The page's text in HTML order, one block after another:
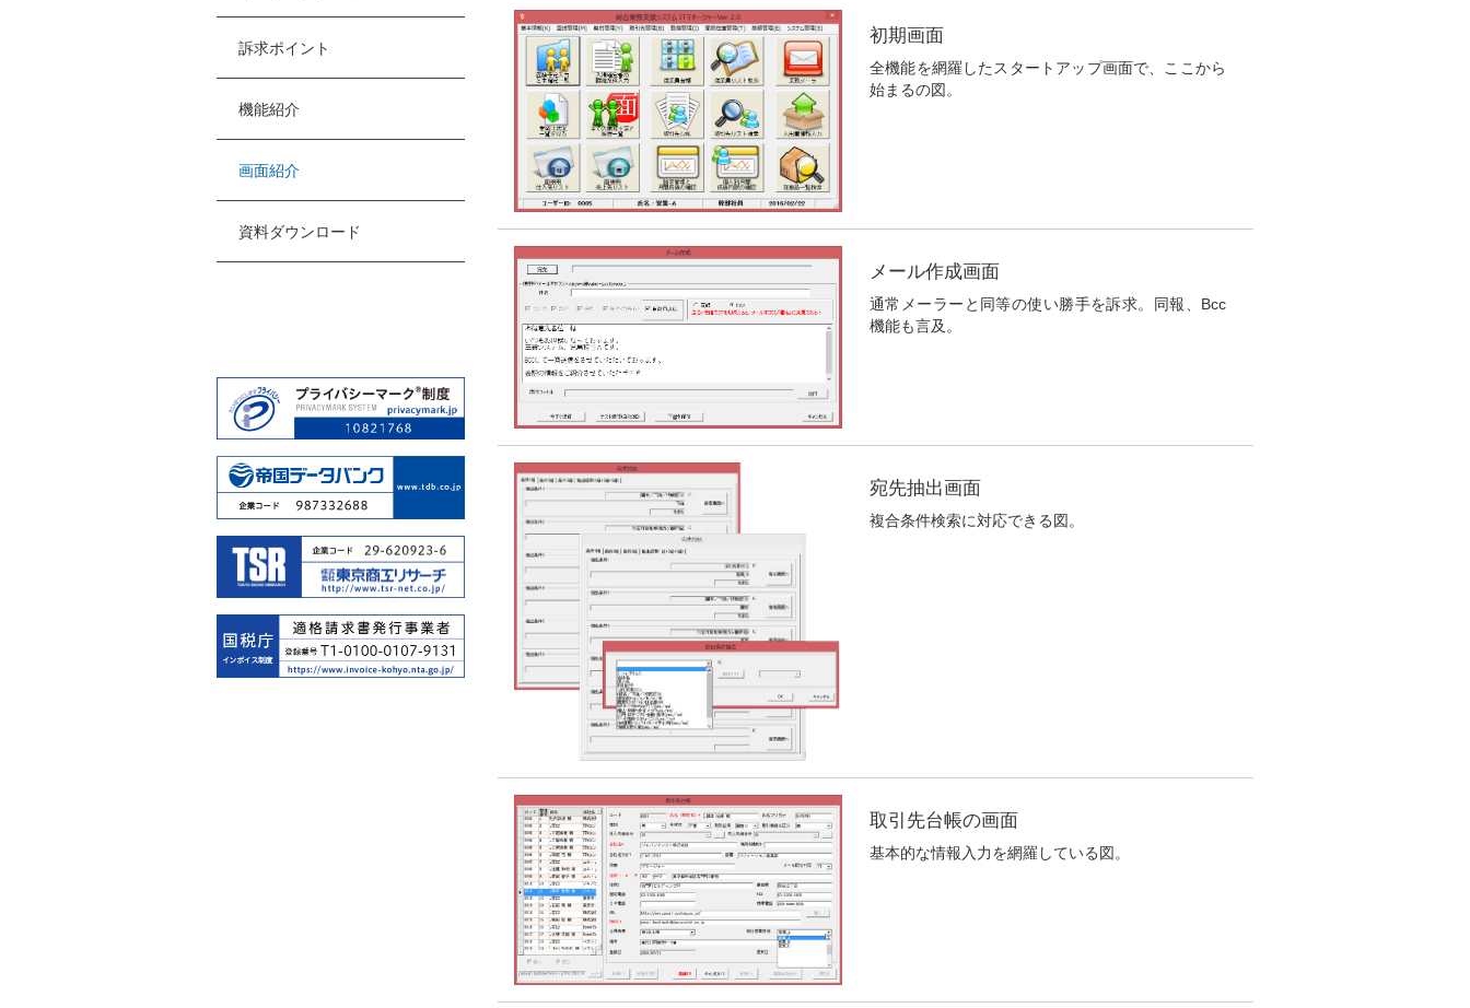
初期画面
全機能を網羅したスタートアップ画面で、ここから
始まるの図。
メール作成画面
通常メーラーと同等の使い勝手を訴求。同報、Bcc
機能も言及。
宛先抽出画面
複合条件検索に対応できる図。
取引先台帳の画面
基本的な情報入力を網羅している図。
訴求ポイント
機能紹介
画面紹介
資料ダウンロード